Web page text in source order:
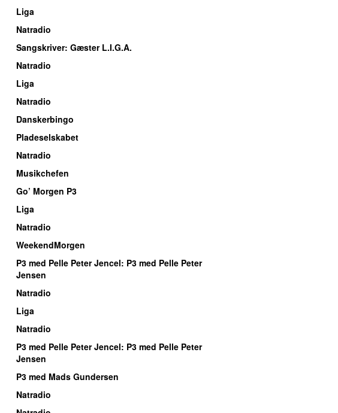
Liga
Natradio
Sangskriver: Gæster L.I.G.A.
Natradio
Liga
Natradio
Danskerbingo
Pladeselskabet
Natradio
Musikchefen
Go’ Morgen P3
Liga
Natradio
WeekendMorgen
P3 med Pelle Peter Jencel: P3 med Pelle Peter
Jensen
Natradio
Liga
Natradio
P3 med Pelle Peter Jencel: P3 med Pelle Peter
Jensen
P3 med Mads Gundersen
Natradio